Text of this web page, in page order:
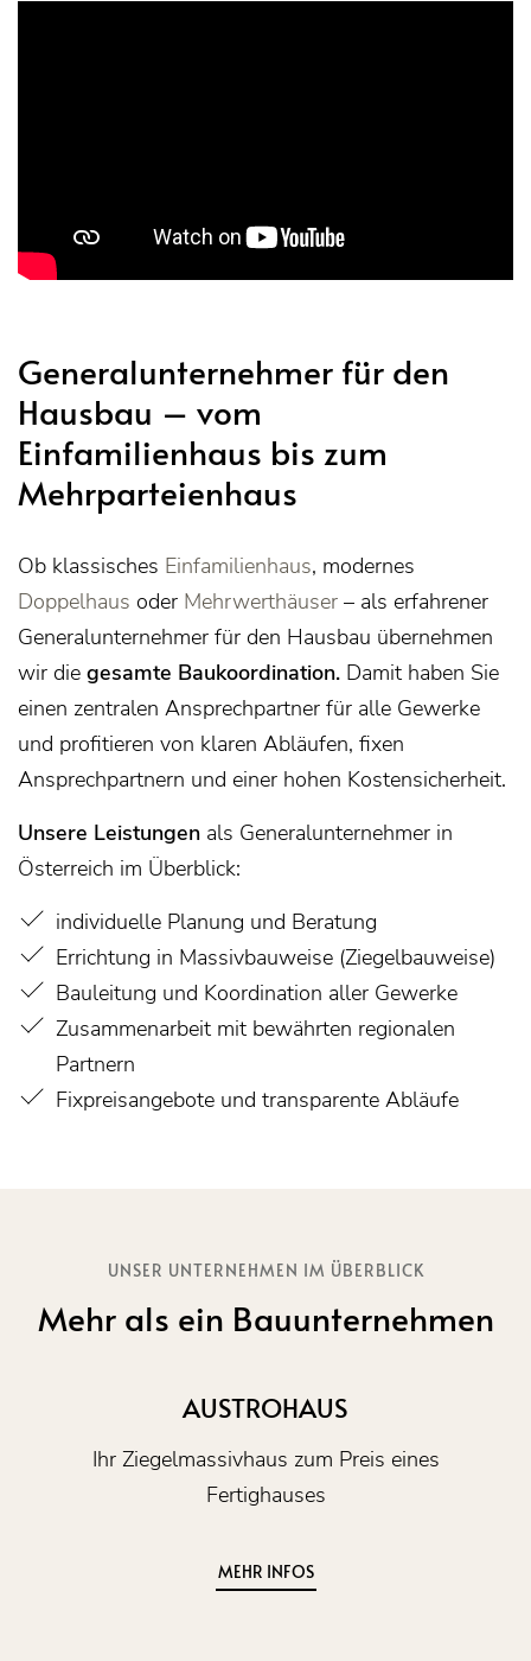
Generalunternehmer für den
Hausbau – vom
Einfamilienhaus bis zum
Mehrparteienhaus
Ob klassisches Einfamilienhaus, modernes
Doppelhaus oder Mehrwerthäuser – als erfahrener
Generalunternehmer für den Hausbau übernehmen
wir die gesamte Baukoordination. Damit haben Sie
einen zentralen Ansprechpartner für alle Gewerke
und profitieren von klaren Abläufen, fixen
Ansprechpartnern und einer hohen Kostensicherheit.
Unsere Leistungen als Generalunternehmer in
Österreich im Überblick:
individuelle Planung und Beratung
Errichtung in Massivbauweise (Ziegelbauweise)
Bauleitung und Koordination aller Gewerke
Zusammenarbeit mit bewährten regionalen
Partnern
Fixpreisangebote und transparente Abläufe
UNSER UNTERNEHMEN IM ÜBERBLICK
Mehr als ein Bauunternehmen
AUSTROHAUS
Ihr Ziegelmassivhaus zum Preis eines
Fertighauses
MEHR INFOS